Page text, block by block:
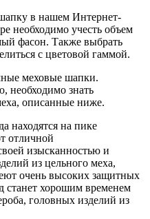
в нашем Интернет-
необходимо учесть объем
фасон. Также выбрать
с цветовой гаммой.
меховые шапки.
необходимо знать
описанные ниже.
находятся на пике
отличной
изысканностью и
из цельного меха,
очень высоких защитных
станет хорошим временем
головных изделий из